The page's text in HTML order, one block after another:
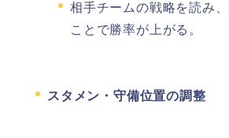
相手チームの戦略を読み
ことで勝率が上がる。
スタメン・守備位置の調整